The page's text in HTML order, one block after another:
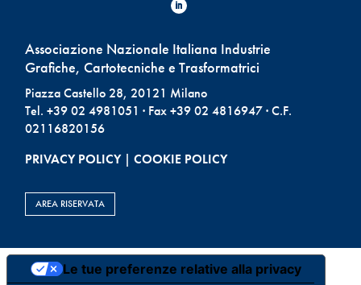
Associazione Nazionale Italiana Industrie
Grafiche, Cartotecniche e Trasformatrici
Piazza Castello 28, 20121 Milano
Tel. +39 02 4981051 · Fax +39 02 4816947 · C.F.
02116820156
PRIVACY POLICY|COOKIE POLICY
AREA RISERVATA
Le tue preferenze relative alla privacy